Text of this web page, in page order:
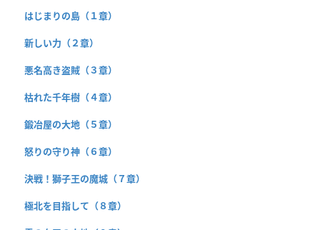
はじまりの島（１章）
新しい力（２章）
悪名高き盗賊（３章）
枯れた千年樹（４章）
鍛冶屋の大地（５章）
怒りの守り神（６章）
決戦！獅子王の魔城（７章）
極北を目指して（８章）